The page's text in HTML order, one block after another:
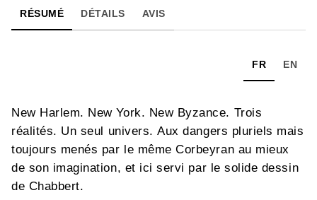
RÉSUMÉ DÉTAILS AVIS
FR EN
New Harlem. New York. New Byzance. Trois
réalités. Un seul univers. Aux dangers pluriels mais
toujours menés par le même Corbeyran au mieux
de son imagination, et ici servi par le solide dessin
de Chabbert.